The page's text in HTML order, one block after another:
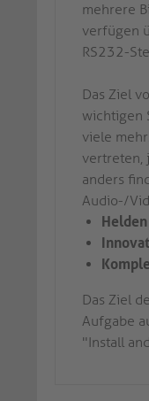
mehrere
verfügen
RS232-
Das Ziel
wichtigen
viele
vertreten,
anders
Audio-/
Das Ziel
Aufgabe
"Install